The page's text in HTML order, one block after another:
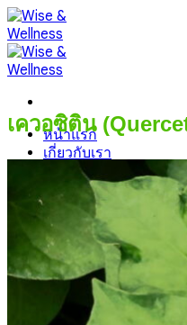
Skip
to
content
หน้าแรก
เกี่ยวกับเรา
บทความสุขภาพ
@VIPWiseshop
099-095-6416
@VIPWiseshop
เควอซิติน